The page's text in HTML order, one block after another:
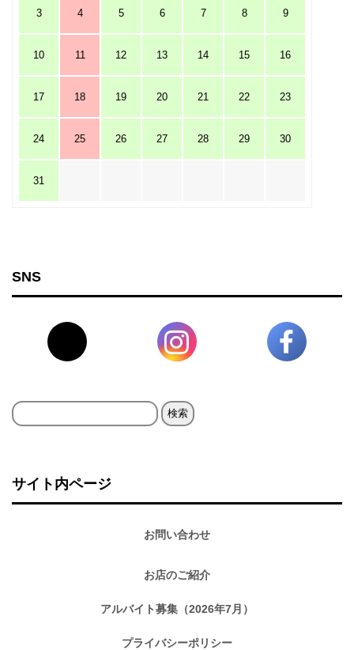
3 4 5 6 7 8 9
10 11 12 13 14 15 16
17 18 19 20 21 22 23
24 25 26 27 28 29 30
31
SNS
検
サイト内ページ
お問い合わせ
お店のご紹介
アルバイト募集（2026年7月）
プライバシーポリシー